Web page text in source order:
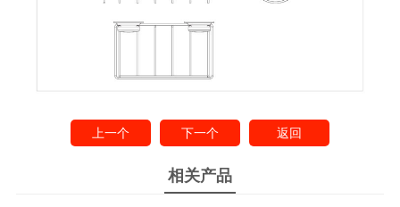
上一个 下一个 返回
相关产品